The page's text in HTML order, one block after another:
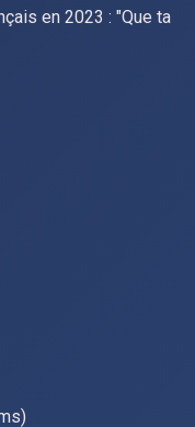
en 2023 : "Que ta